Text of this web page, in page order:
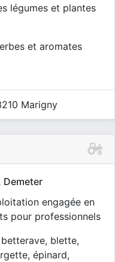
légumes et plantes
et aromates
Marigny
engagée en
pour professionnels
blette,
épinard,